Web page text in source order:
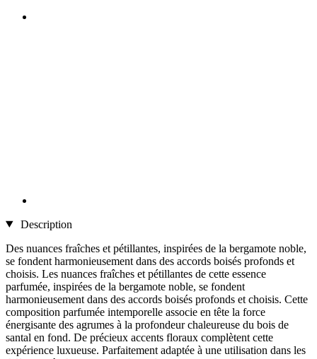
Description
Des nuances fraîches et pétillantes, inspirées de la bergamote noble,
se fondent harmonieusement dans des accords boisés profonds et
choisis. Les nuances fraîches et pétillantes de cette essence
parfumée, inspirées de la bergamote noble, se fondent
harmonieusement dans des accords boisés profonds et choisis. Cette
composition parfumée intemporelle associe en tête la force
énergisante des agrumes à la profondeur chaleureuse du bois de
santal en fond. De précieux accents floraux complètent cette
expérience luxueuse. Parfaitement adaptée à une utilisation dans les